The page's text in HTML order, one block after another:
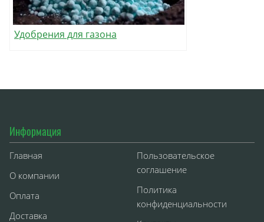
Удобрения для газона
Информация
Главная
О компании
Оплата
Доставка
Пользовательское
соглашение
Политика
конфиденциальности